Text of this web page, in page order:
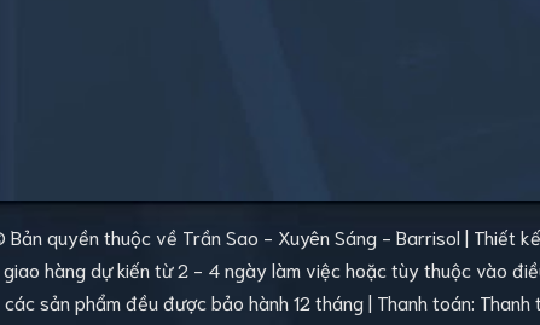
Bản quyền thuộc về Trần Sao - Xuyên Sáng - Barrisol | Thiết
giao hàng dự kiến từ 2 - 4 ngày làm việc hoặc tùy thuộc vào
sản phẩm đều được bảo hành 12 tháng | Thanh toán: